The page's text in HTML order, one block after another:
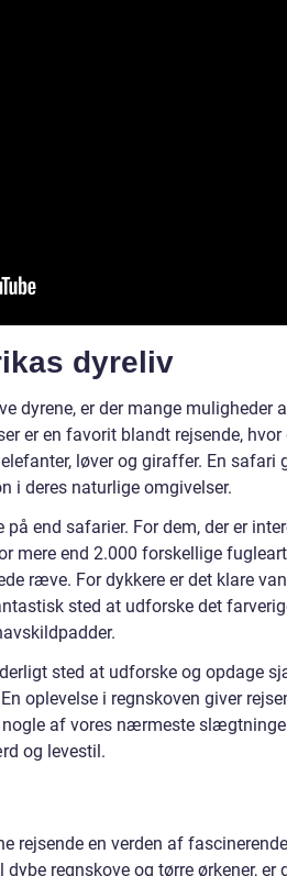
dyreliv
dyrene, er der mange muligheder
er en favorit blandt rejsende, hvor
løver og giraffer. En safari
i deres naturlige omgivelser.
end safarier. For dem, der er
mere end 2.000 forskellige
ræve. For dykkere er det klare
sted at udforske det
sted at udforske og opdage
oplevelse i regnskoven giver
af vores nærmeste
og levestil.
rejsende en verden af fascinerende
regnskove og tørre ørkener, er